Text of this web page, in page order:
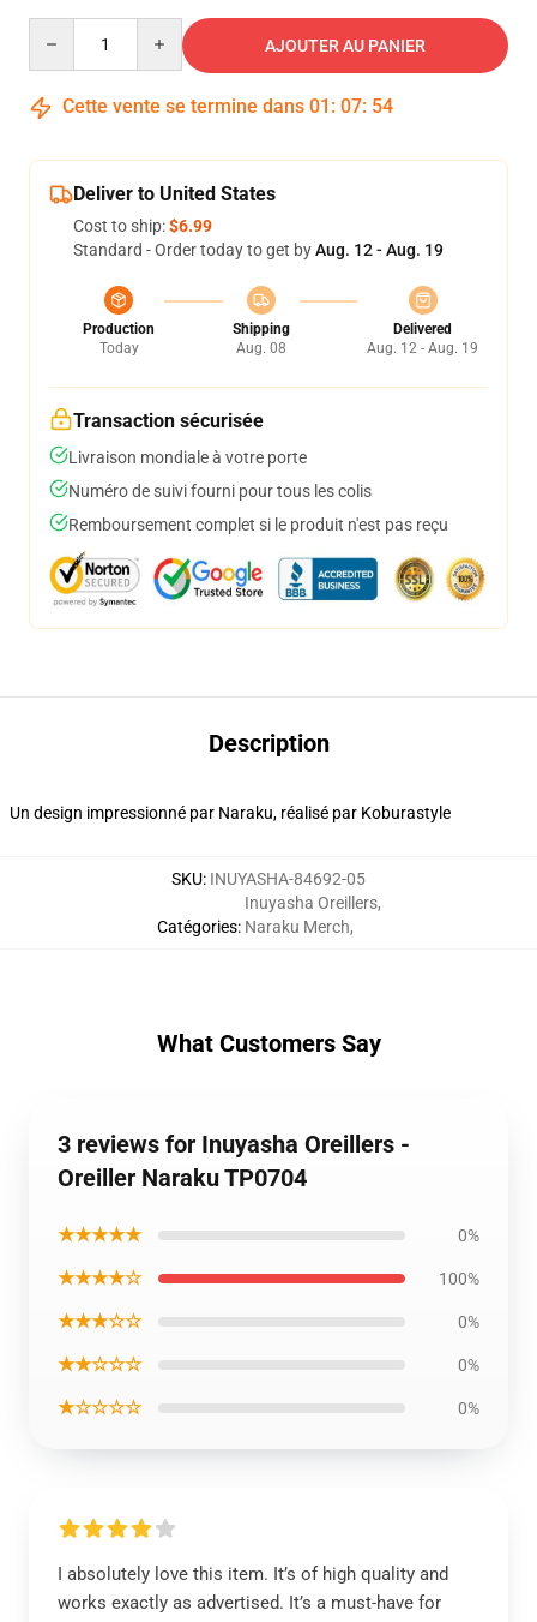
AJOUTER AU PANIER
Cette vente se termine dans 01 : 07: 54
Deliver to United States
Cost to ship:$6.99
Standard - Order today to get byAug. 12 - Aug. 19
Production
Today
Shipping
Aug. 08
Delivered
Aug. 12 - Aug. 19
Transaction sécurisée
Livraison mondiale à votre porte
Numéro de suivi fourni pour tous les colis
Remboursement complet si le produit n'est pas reçu
Description
Un design impressionné par Naraku, réalisé par Koburastyle
SKU: INUYASHA-84692-05
Catégories:
Inuyasha Oreillers,
Naraku Merch,
What Customers Say
3 reviews for Inuyasha Oreillers -
Oreiller Naraku TP0704
★★★★★ 0%
★★★★☆ 100%
★★★☆☆ 0%
★★☆☆☆ 0%
★☆☆☆☆ 0%
I absolutely love this item. It’s of high quality and
works exactly as advertised. It’s a must-have for